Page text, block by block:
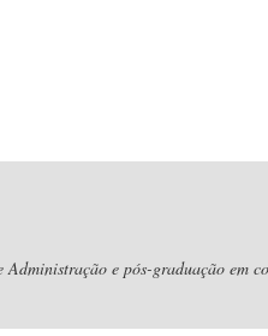
e pós-graduação em